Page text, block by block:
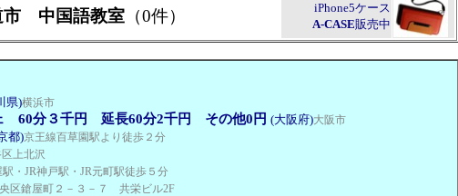
市 中国語教室 （0件）
iPhone5ケース
A-CASE販売中
県)横浜市
60分３千円 延長60分2千円 その他0円 (大阪府)大阪市
都)京王線百草園駅より徒歩２分
上北沢
駅・JR神戸駅・JR元町駅徒歩５分
区鎗屋町２－３－７ 共栄ビル2F